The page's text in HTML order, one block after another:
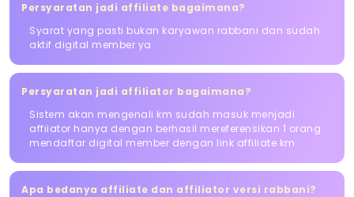
Persyaratan jadi affiliate bagaimana?
Syarat yang pasti bukan karyawan rabbani dan sudah
aktif digital member ya
Persyaratan jadi affiliator bagaimana?
Sistem akan mengenali km sudah masuk menjadi
affiiator hanya dengan berhasil mereferensikan 1 orang
mendaftar digital member dengan link affiliate km
Apa bedanya affiliate dan affiliator versi rabbani?